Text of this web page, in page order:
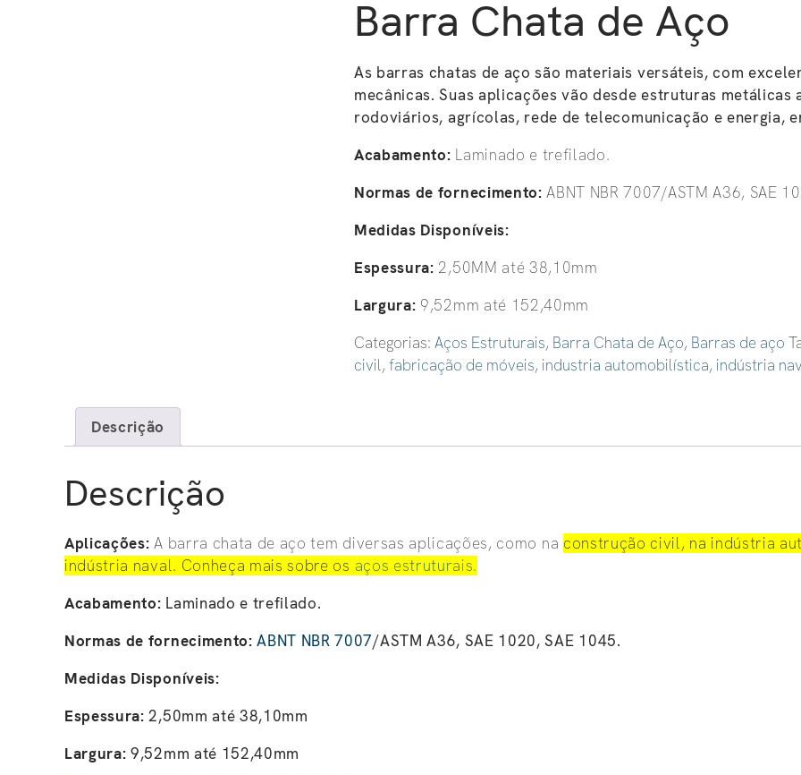
Barra Chata de Aço
As barras chatas de aço são materiais versáteis, com
mecânicas.Suas aplicações vão desde estruturas
rodoviários, agrícolas, rede de telecomunicação e energia,
Acabamento: Laminado e trefilado.
Normas de fornecimento:ABNT NBR 7007/ASTM A36, SAE
Medidas Disponíveis:
Espessura: 2,50MM até 38,10mm
Largura: 9,52mm até 152,40mm
Categorias: Aços Estruturais, Barra Chata de Aço, Barras de aço
civil, fabricação de móveis, industria automobilística, indústria
Descrição
Descrição
Aplicações:A barra chata de aço tem diversas aplicações, como na construção civil, na indústria
indústria naval. Conheça mais sobre os aços estruturais.
Acabamento: Laminado e trefilado.
Normas de fornecimento:ABNT NBR 7007/ASTM A36, SAE 1020, SAE 1045.
Medidas Disponíveis:
Espessura:2,50mm até 38,10mm
Largura: 9,52mm até 152,40mm